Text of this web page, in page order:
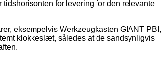
for levering for den relevante
eksempelvis Werkzeugkasten GIANT PBI,
klokkeslæt, således at de sandsynligvis